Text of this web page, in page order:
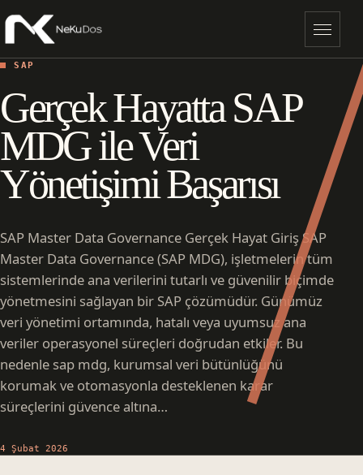
Menü
SAP
Gerçek Hayatta SAP
MDG ile Veri
Yönetişimi Başarısı
SAP Master Data Governance Gerçek Hayat Giriş SAP
Master Data Governance (SAP MDG), işletmelerin tüm
sistemlerinde ana verilerini tutarlı ve güvenilir biçimde
yönetmesini sağlayan bir SAP çözümüdür. Günümüz
veri yönetimi ortamında, hatalı veya uyumsuz ana
veriler operasyonel süreçleri doğrudan etkiler. Bu
nedenle sap mdg, kurumsal veri bütünlüğünü
korumak ve otomasyonla desteklenen karar
süreçlerini güvence altına…
4 Şubat 2026